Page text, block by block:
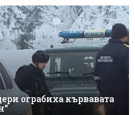
ограбиха кървавата